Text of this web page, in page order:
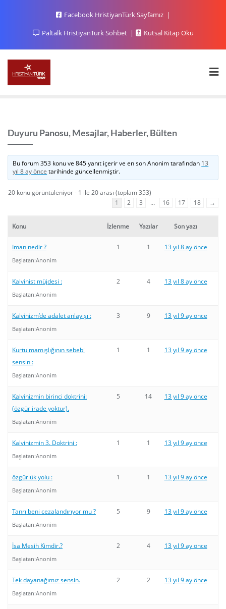
Facebook HristiyanTürk Sayfamız
Paltalk HristiyanTurk Sohbet
Kutsal Kitap Oku
Duyuru Panosu, Mesajlar, Haberler, Bülten
Bu forum 353 konu ve 845 yanıt içerir ve en sonAnonimtarafından 13
yıl 8 ay önce tarihinde güncellenmiştir.
20 konu görüntüleniyor - 1 ile 20 arası (toplam 353)
1
2 3 … 16 17 18 →
Konu İzlenme Yazılar Son yazı
Iman nedir ?
Başlatan:Anonim
1 1 13 yıl 8 ay önce
Kalvinist müjdesi :
Başlatan:Anonim
2 4 13 yıl 8 ay önce
Kalvinizm’de adalet anlayışı :
Başlatan:Anonim
3 9 13 yıl 9 ay önce
Kurtulmamışlığının sebebi
sensin :
Başlatan:Anonim
1 1 13 yıl 9 ay önce
Kalvinizmin birinci doktrini:
(özgür irade yoktur).
Başlatan:Anonim
5 14 13 yıl 9 ay önce
Kalvinizmin 3. Doktrini :
Başlatan:Anonim
1 1 13 yıl 9 ay önce
özgürlük yolu :
Başlatan:Anonim
1 1 13 yıl 9 ay önce
Tanrı beni cezalandırıyor mu ?
Başlatan:Anonim
5 9 13 yıl 9 ay önce
İsa Mesih Kimdir.?
Başlatan:Anonim
2 4 13 yıl 9 ay önce
Tek dayanağımız sensin.
Başlatan:Anonim
2 2 13 yıl 9 ay önce